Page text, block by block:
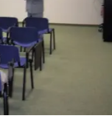
Kandydat
Student
Zapisz się na studia